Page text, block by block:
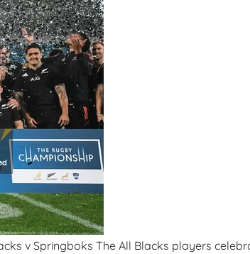
v Springboks The All Blacks players